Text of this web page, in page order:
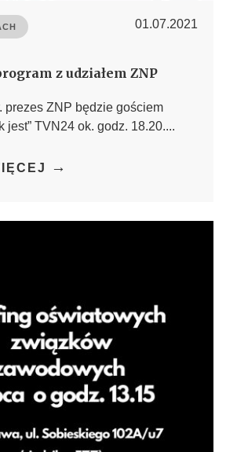
01.07.2021
z udziałem ZNP
prezes ZNP będzie gościem
jest” TVN24 ok. godz. 18.20....
→